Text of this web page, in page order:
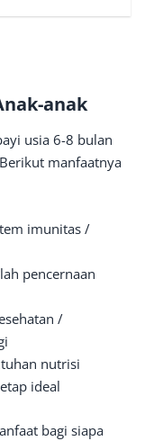
anak
usia 6-8 bulan
manfaatnya
imunitas /
pencernaan
/
nutrisi
ideal
bagi siapa